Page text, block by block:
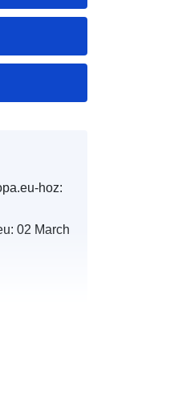
hoz:
02 March